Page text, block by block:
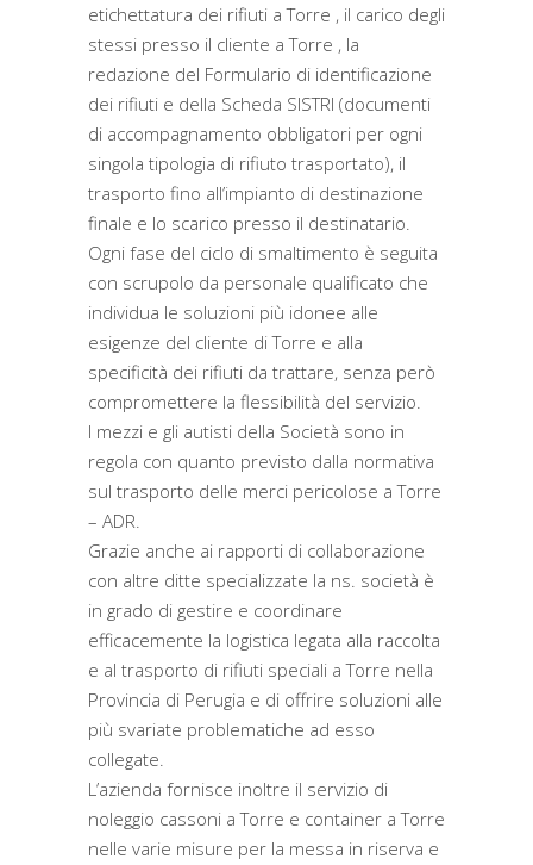
etichettatura dei rifiuti a Torre , il carico degli
stessi presso il cliente a Torre , la
redazione del Formulario di identificazione
dei rifiuti e della Scheda SISTRI (documenti
di accompagnamento obbligatori per ogni
singola tipologia di rifiuto trasportato), il
trasporto fino all’impianto di destinazione
finale e lo scarico presso il destinatario.
Ogni fase del ciclo di smaltimento è seguita
con scrupolo da personale qualificato che
individua le soluzioni più idonee alle
esigenze del cliente di Torre e alla
specificità dei rifiuti da trattare, senza però
compromettere la flessibilità del servizio.
I mezzi e gli autisti della Società sono in
regola con quanto previsto dalla normativa
sul trasporto delle merci pericolose a Torre
– ADR.
Grazie anche ai rapporti di collaborazione
con altre ditte specializzate la ns. società è
in grado di gestire e coordinare
efficacemente la logistica legata alla raccolta
e al trasporto di rifiuti speciali a Torre nella
Provincia di Perugia e di offrire soluzioni alle
più svariate problematiche ad esso
collegate.
L’azienda fornisce inoltre il servizio di
noleggio cassoni a Torre e container a Torre
nelle varie misure per la messa in riserva e